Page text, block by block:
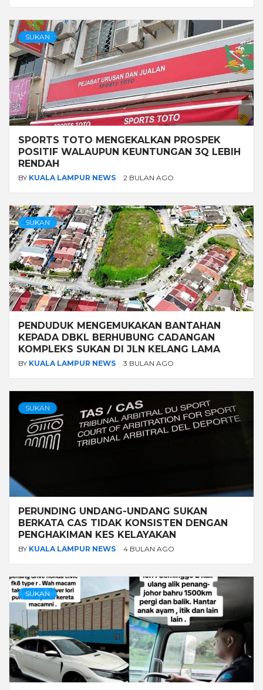
SUKAN
SPORTS TOTO MENGEKALKAN PROSPEK
POSITIF WALAUPUN KEUNTUNGAN 3Q LEBIH
RENDAH
BY KUALA LAMPUR NEWS 2 BULAN AGO
SUKAN
PENDUDUK MENGEMUKAKAN BANTAHAN
KEPADA DBKL BERHUBUNG CADANGAN
KOMPLEKS SUKAN DI JLN KELANG LAMA
BY KUALA LAMPUR NEWS 3 BULAN AGO
SUKAN
PERUNDING UNDANG-UNDANG SUKAN
BERKATA CAS TIDAK KONSISTEN DENGAN
PENGHAKIMAN KES KELAYAKAN
BY KUALA LAMPUR NEWS 4 BULAN AGO
SUKAN